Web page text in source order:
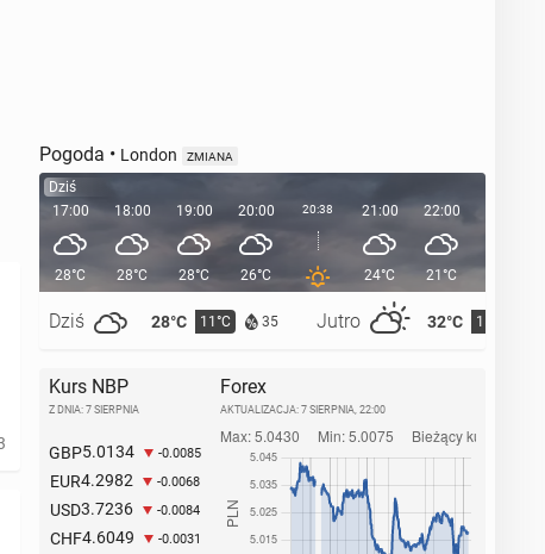
Pogoda • London ZMIANA
Dziś
17:00
28°C
Dziś 28°C 11°C 35 Jutro 32°C 15°C
18:00
28°C
19:00
28°C
20:00
26°C
20:38 21:00
24°C
22:00
21°C
Kurs NBP
Z DNIA: 7 SIERPNIA
GBP5.0134 -0.0085
EUR4.2982 -0.0068
USD3.7236 -0.0084
CHF4.6049 -0.0031
Forex
AKTUALIZACJA: 7 SIERPNIA, 22:00